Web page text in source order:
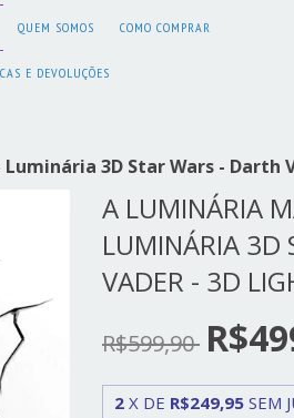
QUEM SOMOS COMO COMPRAR
E DEVOLUÇÕES
3D Star Wars - Darth
A LUMINÁRIA
LUMINÁRIA 3D
VADER - 3D
R$599,90
2 X DE R$249,95 SEM